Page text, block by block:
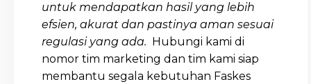
untuk mendapatkan hasil yang lebih
efsien, akurat dan pastinya aman sesuai
regulasi yang ada. Hubungi kami di
nomor tim marketing dan tim kami siap
membantu segala kebutuhan Faskes